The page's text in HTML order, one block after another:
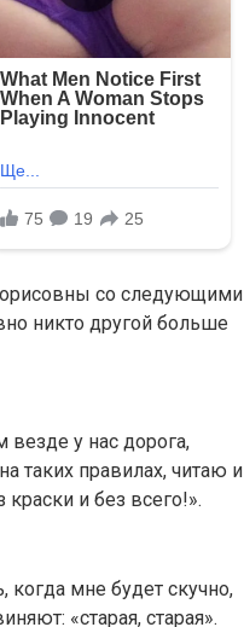
со следующими
никто другой больше
у нас дорога,
таких правилах, читаю и
и без всего!».
когда мне будет скучно,
«старая, старая».